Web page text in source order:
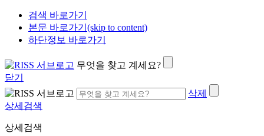
검색 바로가기
본문 바로가기(skip to content)
하단정보 바로가기
무엇을 찾고 계세요?
닫기
삭제
상세검색
상세검색